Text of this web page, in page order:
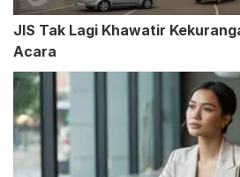
JIS Tak Lagi Khawatir
Acara